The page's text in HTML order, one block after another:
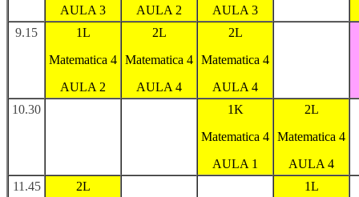
AULA 3
AULA 2
AULA 3
9.15
1L
Matematica 4
AULA 2
2L
Matematica 4
AULA 4
2L
Matematica 4
AULA 4
10.30
1K
Matematica 4
AULA 1
2L
Matematica 4
AULA 4
11.45
2L
1L